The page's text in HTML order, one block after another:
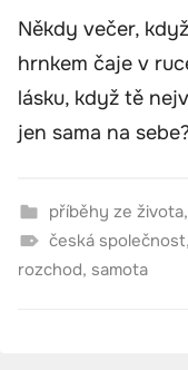
Někdy večer,
hrnkem čaje v
lásku, když tě
jen sama na
příběhy ze života,
česká společnost,
rozchod, samota